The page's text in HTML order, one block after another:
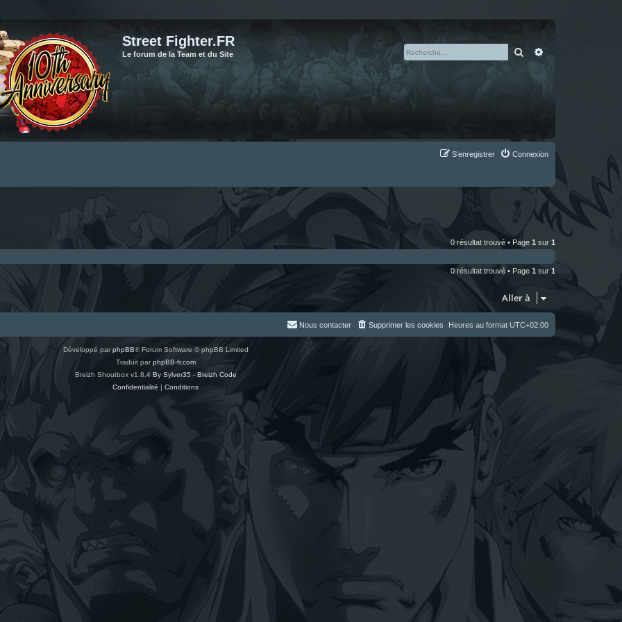
Street Fighter.FR
Le forum de la Team et du Site Rechercher
Connexion
S’enregistrer
0 résultat trouvé • Page 1 sur 1
0 résultat trouvé • Page 1 sur 1
Aller à
Heures au format UTC+02:00
Supprimer les cookies
Nous contacter
Développé parphpBB® Forum Software © phpBB Limited
Traduit parphpBB-fr.com
Breizh Shoutbox v1.8.4 By Sylver35 - Breizh Code
Confidentialité | Conditions